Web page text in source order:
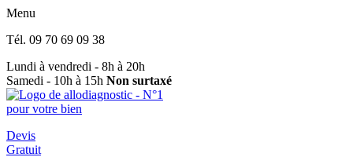
Menu
Tél. 09 70 69 09 38
Lundi à vendredi - 8h à 20h
Samedi - 10h à 15h Non surtaxé
Devis
Gratuit